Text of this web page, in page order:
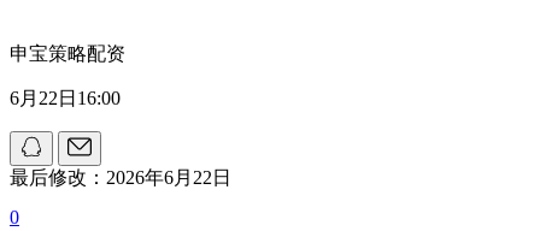
申宝策略配资
6月22日16:00
最后修改：2026年6月22日
0